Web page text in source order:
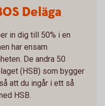
Deläga
in dig till 50% i en
har ensam
De andra 50
(HSB) som bygger
att du ingår i ett så
HSB.